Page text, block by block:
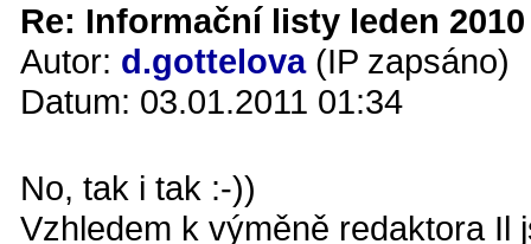
Re: Informační listy leden
Autor: d.gottelova(IP zapsáno)
Datum: 03.01.2011 01:34
No, tak i tak :-))
Vzhledem k výměně redaktora Il